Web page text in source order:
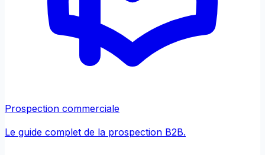
Prospection commerciale
Le guide complet de la prospection B2B.